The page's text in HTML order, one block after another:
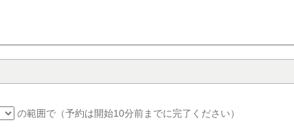
の範囲で（予約は開始10分前までに完了ください）